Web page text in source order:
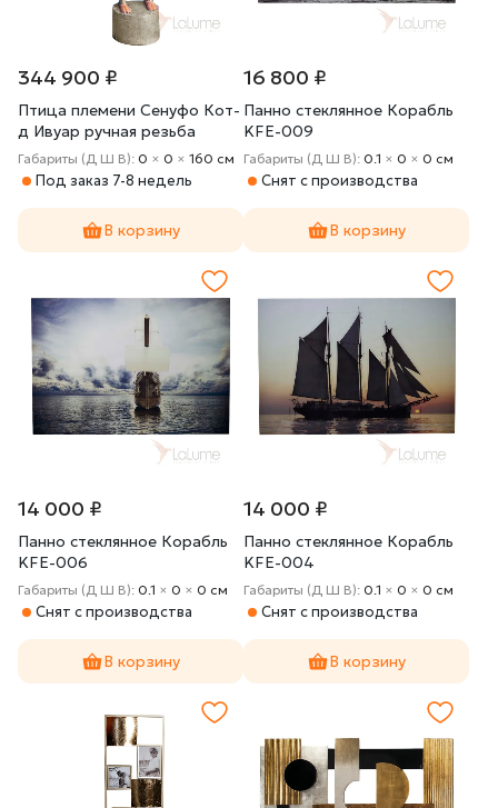
344 900 ₽
Птица племени Сенуфо Кот-
д Ивуар ручная резьба
Габариты (Д Ш В): 0 × 0 × 160 cм
Под заказ 7-8 недель
В корзину
16 800 ₽
Панно стеклянное Корабль
KFE-009
Габариты (Д Ш В): 0.1 × 0 × 0 cм
Снят с производства
В корзину
14 000 ₽
Панно стеклянное Корабль
KFE-006
Габариты (Д Ш В): 0.1 × 0 × 0 cм
Снят с производства
В корзину
14 000 ₽
Панно стеклянное Корабль
KFE-004
Габариты (Д Ш В): 0.1 × 0 × 0 cм
Снят с производства
В корзину